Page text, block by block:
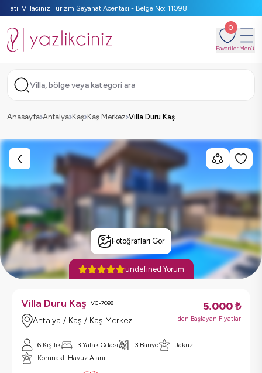
Tatil Villacınız Turizm Seyahat Acentası - Belge No: 11098
0
FavorilerMenü
Villa, bölge veya kategori ara
Anasayfa Antalya Kaş Kaş Merkez Villa Duru Kaş
Fotoğrafları Gör
undefined Yorum
Villa Duru Kaş VC-7098
Antalya / Kaş / Kaş Merkez
5.000₺
'den Başlayan Fiyatlar
6 Kişilik 3 Yatak Odası 3 Banyo
Jakuzi
Korunaklı Havuz Alanı